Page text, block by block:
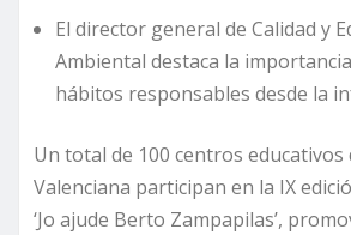
El director general de Calidad y
Ambiental destaca la
hábitos responsables desde la
Un total de 100 centros
Valenciana participan en la IX
‘Jo ajude Berto Zampapilas’,